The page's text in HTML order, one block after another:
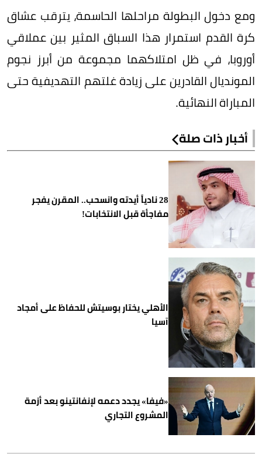
ومع دخول البطولة مراحلها الحاسمة، يترقب عشاق
كرة القدم استمرار هذا السباق المثير بين عملاقي
أوروبا، في ظل امتلاكهما مجموعة من أبرز نجوم
المونديال القادرين على زيادة غلتهم التهديفية حتى
المباراة النهائية.
أخبار ذات صلة
28 نادياً أيدته وانسحب.. المقرن يفجر
مفاجأة قبل الانتخابات!
الأهلي يختار بوسيتش للحفاظ على أمجاد
آسيا
«فيفا» يجدد دعمه لإنفانتينو بعد أزمة
المشروع التجاري